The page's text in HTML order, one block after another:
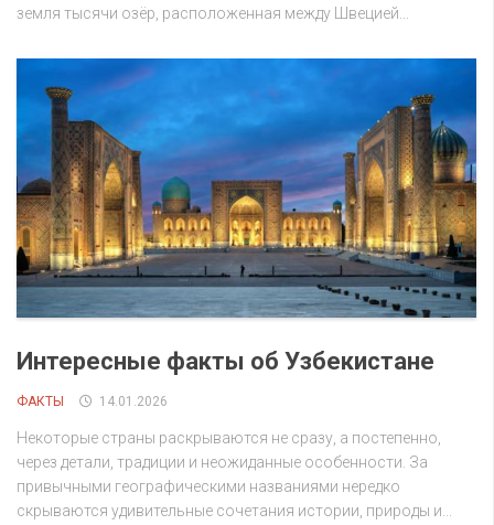
земля тысячи озёр, расположенная между Швецией...
Интересные факты об Узбекистане
ФАКТЫ 14.01.2026
Некоторые страны раскрываются не сразу, а постепенно,
через детали, традиции и неожиданные особенности. За
привычными географическими названиями нередко
скрываются удивительные сочетания истории, природы и...